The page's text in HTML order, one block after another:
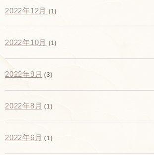
2022年12月 (1)
2022年10月 (1)
2022年9月 (3)
2022年8月 (1)
2022年6月 (1)